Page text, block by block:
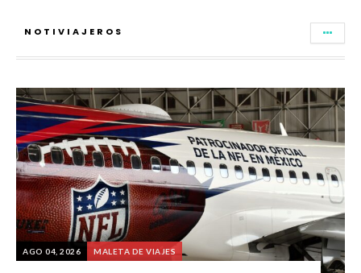
NOTIVIAJEROS
AGO 04, 2026 MALETA DE VIAJES